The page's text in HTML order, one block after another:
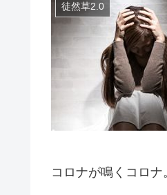
徒然草2.0
コロナが鳴くコロナ